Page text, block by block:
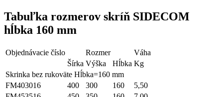
Tabuľka rozmerov skríň SIDECOM
hĺbka 160 mm
Objednávacie číslo Rozmer
Váha
Šírka Výška Hĺbka Kg
Skrinka bez rukoväte Hĺbka=160 mm
FM403016
400 300 160
5,50